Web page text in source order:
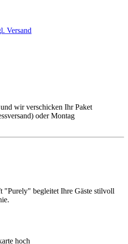
Versand
wir verschicken Ihr Paket
oder Montag
"Purely" begleitet Ihre Gäste stilvoll
hoch